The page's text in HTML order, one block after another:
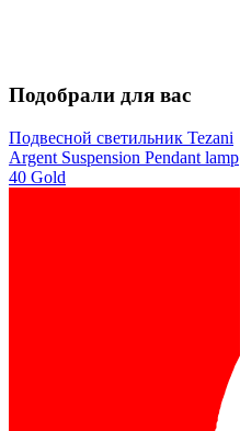
Подобрали для вас
Подвесной светильник Tezani
Argent Suspension Pendant lamp
40 Gold